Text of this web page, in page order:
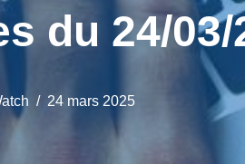
du 24/03/
24 mars 2025